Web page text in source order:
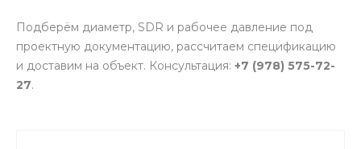
Подберём диаметр, SDR и рабочее давление под
проектную документацию, рассчитаем спецификацию
и доставим на объект. Консультация: +7 (978) 575-72-
27.